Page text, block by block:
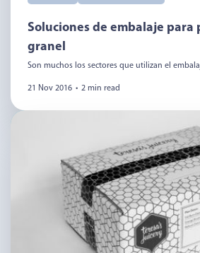
Soluciones de embalaje para
granel
Son muchos los sectores que utilizan el
21 Nov 2016 • 2 min read